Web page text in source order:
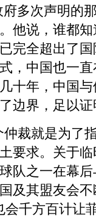
多次声明的
他说，谁都
完全超出了
，中国也一
十年，中国
边界，足以
裁就是为了
要求。关于
队之一在幕
及其盟友会
会千方百计让